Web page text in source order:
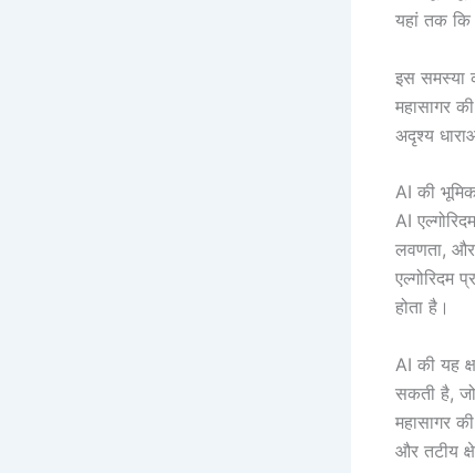
यहां तक कि
इस समस्या
महासागर
अदृश्य
AI की
AI
लवणता,
एल्गोरिदम
होता है।
AI की यह
सकती है,
महासागर
और तटीय